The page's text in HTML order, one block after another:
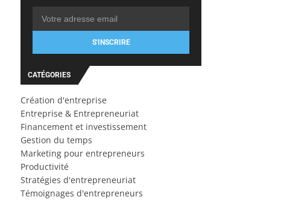
S'INSCRIRE
CATÉGORIES
Création d'entreprise
Entreprise & Entrepreneuriat
Financement et investissement
Gestion du temps
Marketing pour entrepreneurs
Productivité
Stratégies d'entrepreneuriat
Témoignages d'entrepreneurs